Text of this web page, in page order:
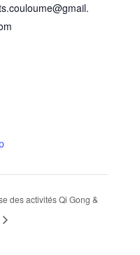
des activités Qi Gong &